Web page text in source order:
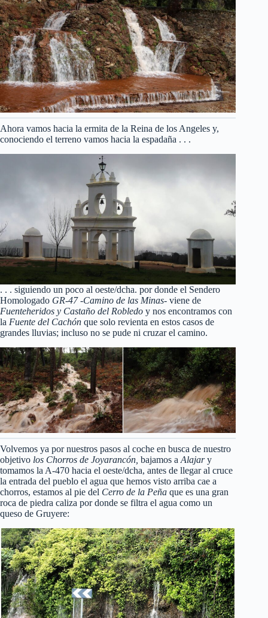
Ahora vamos hacia la ermita de la Reina de los Angeles y,
conociendo el terreno vamos hacia la espadaña . . .
. . . siguiendo un poco al oeste/dcha. por donde el Sendero
Homologado GR-47 -Camino de las Minas- viene de
Fuenteheridos y Castaño del Robledo y nos encontramos con
la Fuente del Cachón que solo revienta en estos casos de
grandes lluvias; incluso no se pude ni cruzar el camino.
Volvemos ya por nuestros pasos al coche en busca de nuestro
objetivo los Chorros de Joyarancón, bajamos a Alajary
tomamos la A-470 hacia el oeste/dcha, antes de llegar al cruce
la entrada del pueblo el agua que hemos visto arriba cae a
chorros, estamos al pie del Cerro de la Peña que es una gran
roca de piedra caliza por donde se filtra el agua como un
queso de Gruyere: